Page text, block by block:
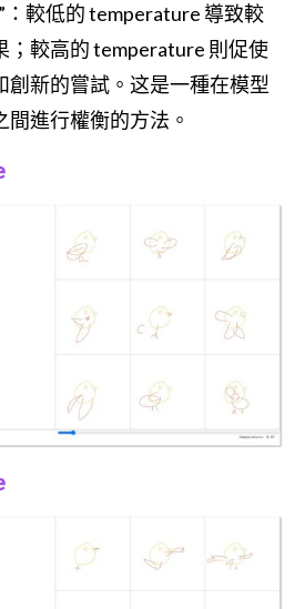
：較低的 temperature 導致較
；較高的 temperature 則促使
創新的嘗試。这是一種在模型
進行權衡的方法。